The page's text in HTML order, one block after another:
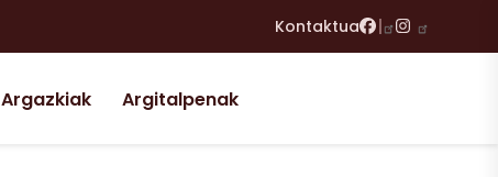
Kontaktua FacebookInstagram
Argazkiak Argitalpenak